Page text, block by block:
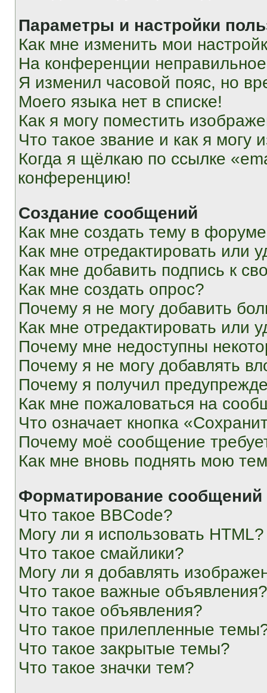
Параметры и настройки
Как мне изменить мои
На конференции
Я изменил часовой пояс, но
Моего языка нет в списке!
Как я могу поместить
Что такое звание и как я могу
Когда я щёлкаю по ссылке
конференцию!
Создание сообщений
Как мне создать тему в
Как мне отредактировать или
Как мне добавить подпись к
Как мне создать опрос?
Почему я не могу добавить
Как мне отредактировать или
Почему мне недоступны
Почему я не могу добавлять
Почему я получил
Как мне пожаловаться на
Что означает кнопка
Почему моё сообщение
Как мне вновь поднять мою
Форматирование
Что такое BBCode?
Могу ли я использовать HTML?
Что такое смайлики?
Могу ли я добавлять
Что такое важные объявления?
Что такое объявления?
Что такое прилепленные
Что такое закрытые темы?
Что такое значки тем?